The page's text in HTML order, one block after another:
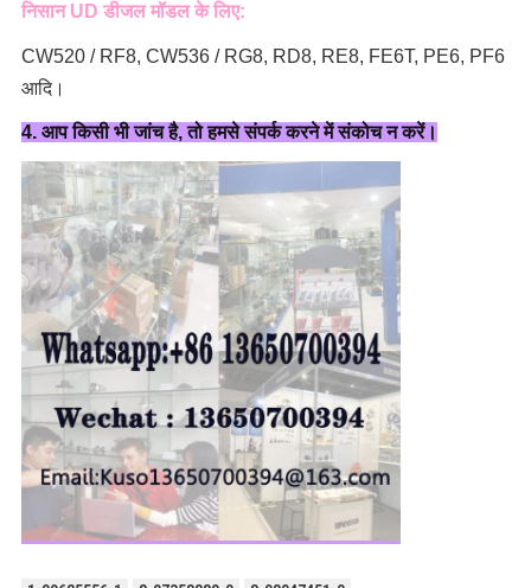
निसान UD डीजल मॉडल के लिए:
CW520 / RF8, CW536 / RG8, RD8, RE8, FE6T, PE6, PF6
आदि।
4. आप किसी भी जांच है, तो हमसे संपर्क करने में संकोच न करें।